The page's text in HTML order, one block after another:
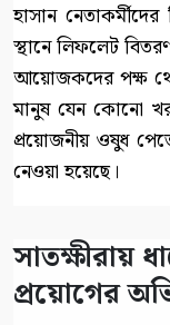
হাসান
স্থানে লিফলেট
আয়োজকদের পক্ষ
মানুষ যেন কোনো
প্রয়োজনীয় ওষুধ
নেওয়া হয়েছে।
সাতক্ষীরায়
প্রয়োগের